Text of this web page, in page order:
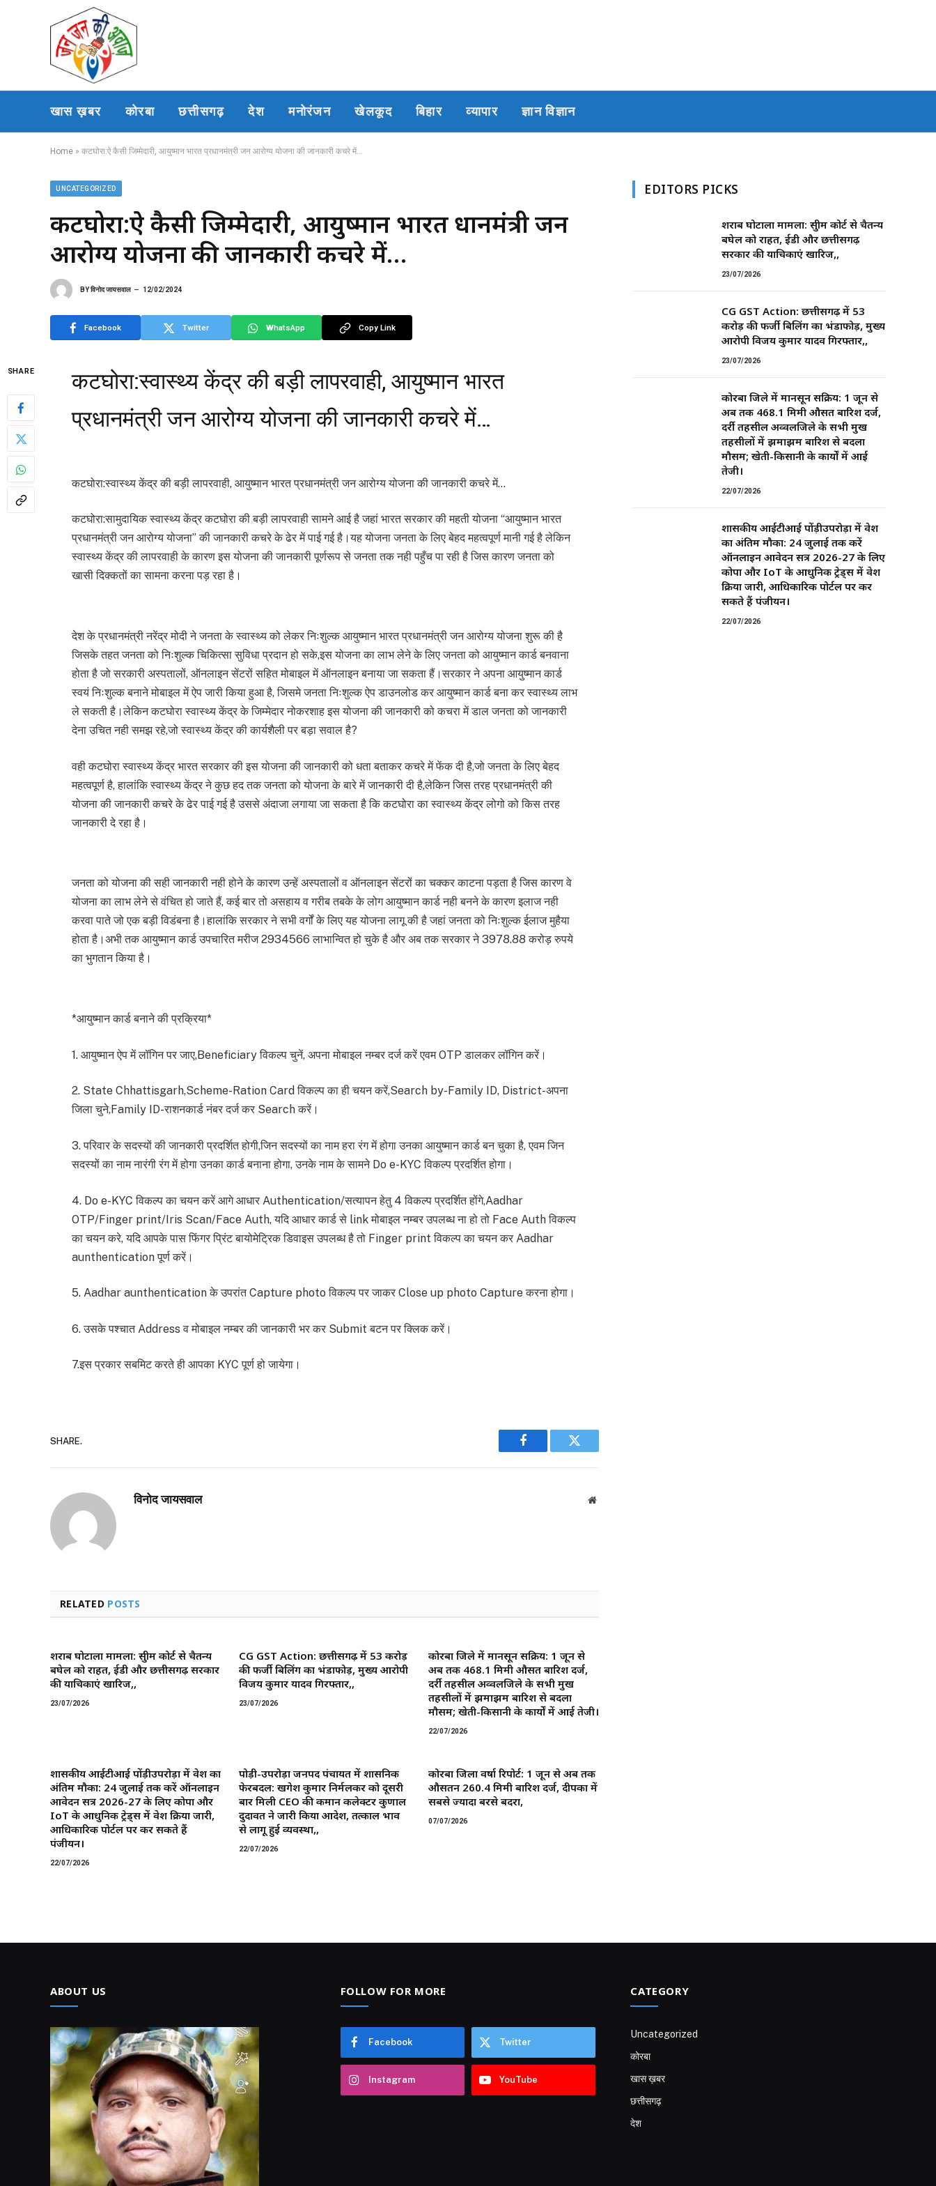
खास ख़बर कोरबा छत्तीसगढ़ देश मनोरंजन खेलकूद बिहार व्यापार ज्ञान विज्ञान
Home » कटघोरा:ऐ कैसी जिम्मेदारी, आयुष्मान भारत प्रधानमंत्री जन आरोग्य योजना की जानकारी कचरे में…
UNCATEGORIZED
कटघोरा:ऐ कैसी जिम्मेदारी, आयुष्मान भारत प्रधानमंत्री जन
आरोग्य योजना की जानकारी कचरे में…
BYविनोद जायसवाल 12/02/2024
Facebook Twitter WhatsApp Copy Link
SHARE
कटघोरा:स्वास्थ्य केंद्र की बड़ी लापरवाही, आयुष्मान भारत
प्रधानमंत्री जन आरोग्य योजना की जानकारी कचरे में…
कटघोरा:स्वास्थ्य केंद्र की बड़ी लापरवाही, आयुष्मान भारत प्रधानमंत्री जन आरोग्य योजना की जानकारी कचरे में…
कटघोरा:सामुदायिक स्वास्थ्य केंद्र कटघोरा की बड़ी लापरवाही सामने आई है जहां भारत सरकार की महती योजना “आयुष्मान भारत
प्रधानमंत्री जन आरोग्य योजना” की जानकारी कचरे के ढेर में पाई गई है।यह योजना जनता के लिए बेहद महत्वपूर्ण मानी गई है लेकिन
स्वास्थ्य केंद्र की लापरवाही के कारण इस योजना की जानकारी पूर्णरूप से जनता तक नही पहुँच पा रही है जिस कारण जनता को
खासी दिक्कतों का सामना करना पड़ रहा है।
देश के प्रधानमंत्री नरेंद्र मोदी ने जनता के स्वास्थ्य को लेकर निःशुल्क आयुष्मान भारत प्रधानमंत्री जन आरोग्य योजना शुरू की है
जिसके तहत जनता को निःशुल्क चिकित्सा सुविधा प्रदान हो सके,इस योजना का लाभ लेने के लिए जनता को आयुष्मान कार्ड बनवाना
होता है जो सरकारी अस्पतालों, ऑनलाइन सेंटरों सहित मोबाइल में ऑनलाइन बनाया जा सकता हैं।सरकार ने अपना आयुष्मान कार्ड
स्वयं निःशुल्क बनाने मोबाइल में ऐप जारी किया हुआ है, जिसमे जनता निःशुल्क ऐप डाउनलोड कर आयुष्मान कार्ड बना कर स्वास्थ्य लाभ
ले सकती है।लेकिन कटघोरा स्वास्थ्य केंद्र के जिम्मेदार नोकरशाह इस योजना की जानकारी को कचरा में डाल जनता को जानकारी
देना उचित नही समझ रहे,जो स्वास्थ्य केंद्र की कार्यशैली पर बड़ा सवाल है?
वही कटघोरा स्वास्थ्य केंद्र भारत सरकार की इस योजना की जानकारी को धता बताकर कचरे में फेंक दी है,जो जनता के लिए बेहद
महत्वपूर्ण है, हालांकि स्वास्थ्य केंद्र ने कुछ हद तक जनता को योजना के बारे में जानकारी दी है,लेकिन जिस तरह प्रधानमंत्री की
योजना की जानकारी कचरे के ढेर पाई गई है उससे अंदाजा लगाया जा सकता है कि कटघोरा का स्वास्थ्य केंद्र लोगो को किस तरह
जानकारी दे रहा है।
जनता को योजना की सही जानकारी नही होने के कारण उन्हें अस्पतालों व ऑनलाइन सेंटरों का चक्कर काटना पड़ता है जिस कारण वे
योजना का लाभ लेने से वंचित हो जाते हैं, कई बार तो असहाय व गरीब तबके के लोग आयुष्मान कार्ड नही बनने के कारण इलाज नही
करवा पाते जो एक बड़ी विडंबना है।हालांकि सरकार ने सभी वर्गों के लिए यह योजना लागू की है जहां जनता को निःशुल्क ईलाज मुहैया
होता है।अभी तक आयुष्मान कार्ड उपचारित मरीज 2934566 लाभान्वित हो चुके है और अब तक सरकार ने 3978.88 करोड़ रुपये
का भुगतान किया है।
*आयुष्मान कार्ड बनाने की प्रक्रिया*
1. आयुष्मान ऐप में लॉगिन पर जाए,Beneficiary विकल्प चुनें, अपना मोबाइल नम्बर दर्ज करें एवम OTP डालकर लॉगिन करें।
2. State Chhattisgarh,Scheme-Ration Card विकल्प का ही चयन करें,Search by-Family ID, District-अपना
जिला चुने,Family ID-राशनकार्ड नंबर दर्ज कर Search करें।
3. परिवार के सदस्यों की जानकारी प्रदर्शित होगी,जिन सदस्यों का नाम हरा रंग में होगा उनका आयुष्मान कार्ड बन चुका है, एवम जिन
सदस्यों का नाम नारंगी रंग में होगा उनका कार्ड बनाना होगा, उनके नाम के सामने Do e-KYC विकल्प प्रदर्शित होगा।
4. Do e-KYC विकल्प का चयन करें आगे आधार Authentication/सत्यापन हेतु 4 विकल्प प्रदर्शित होंगे,Aadhar
OTP/Finger print/Iris Scan/Face Auth, यदि आधार कार्ड से link मोबाइल नम्बर उपलब्ध ना हो तो Face Auth विकल्प
का चयन करे, यदि आपके पास फिंगर प्रिंट बायोमेट्रिक डिवाइस उपलब्ध है तो Finger print विकल्प का चयन कर Aadhar
aunthentication पूर्ण करें।
5. Aadhar aunthentication के उपरांत Capture photo विकल्प पर जाकर Close up photo Capture करना होगा।
6. उसके पश्चात Address व मोबाइल नम्बर की जानकारी भर कर Submit बटन पर क्लिक करें।
7.इस प्रकार सबमिट करते ही आपका KYC पूर्ण हो जायेगा।
SHARE.
Facebook Twitter
विनोद जायसवाल Website
RELATED POSTS
शराब घोटाला मामला: सुप्रीम कोर्ट से चैतन्य
बघेल को राहत, ईडी और छत्तीसगढ़ सरकार
की याचिकाएं खारिज,,
23/07/2026
CG GST Action: छत्तीसगढ़ में 53 करोड़
की फर्जी बिलिंग का भंडाफोड़, मुख्य आरोपी
विजय कुमार यादव गिरफ्तार,,
23/07/2026
कोरबा जिले में मानसून सक्रिय: 1 जून से
अब तक 468.1 मिमी औसत बारिश दर्ज,
दर्री तहसील अव्वलजिले के सभी प्रमुख
तहसीलों में झमाझम बारिश से बदला
मौसम; खेती-किसानी के कार्यों में आई तेजी।
22/07/2026
शासकीय आईटीआई पोंड़ीउपरोड़ा में प्रवेश का
अंतिम मौका: 24 जुलाई तक करें ऑनलाइन
आवेदन सत्र 2026-27 के लिए कोपा और
IoT के आधुनिक ट्रेड्स में प्रवेश प्रक्रिया जारी,
आधिकारिक पोर्टल पर कर सकते हैं
पंजीयन।
22/07/2026
पोड़ी-उपरोड़ा जनपद पंचायत में प्रशासनिक
फेरबदल: खगेश कुमार निर्मलकर को दूसरी
बार मिली CEO की कमान ​कलेक्टर कुणाल
दुदावत ने जारी किया आदेश, तत्काल प्रभाव
से लागू हुई व्यवस्था,,
22/07/2026
कोरबा जिला वर्षा रिपोर्ट: 1 जून से अब तक
औसतन 260.4 मिमी बारिश दर्ज, दीपका में
सबसे ज्यादा बरसे बदरा,
07/07/2026
EDITORS PICKS
शराब घोटाला मामला: सुप्रीम कोर्ट से चैतन्य
बघेल को राहत, ईडी और छत्तीसगढ़
सरकार की याचिकाएं खारिज,,
23/07/2026
CG GST Action: छत्तीसगढ़ में 53
करोड़ की फर्जी बिलिंग का भंडाफोड़, मुख्य
आरोपी विजय कुमार यादव गिरफ्तार,,
23/07/2026
कोरबा जिले में मानसून सक्रिय: 1 जून से
अब तक 468.1 मिमी औसत बारिश दर्ज,
दर्री तहसील अव्वलजिले के सभी प्रमुख
तहसीलों में झमाझम बारिश से बदला
मौसम; खेती-किसानी के कार्यों में आई
तेजी।
22/07/2026
शासकीय आईटीआई पोंड़ीउपरोड़ा में प्रवेश
का अंतिम मौका: 24 जुलाई तक करें
ऑनलाइन आवेदन सत्र 2026-27 के लिए
कोपा और IoT के आधुनिक ट्रेड्स में प्रवेश
प्रक्रिया जारी, आधिकारिक पोर्टल पर कर
सकते हैं पंजीयन।
22/07/2026
ABOUT US FOLLOW FOR MORE
Facebook Twitter
Instagram YouTube
CATEGORY
Uncategorized
कोरबा
खास ख़बर
छत्तीसगढ़
देश